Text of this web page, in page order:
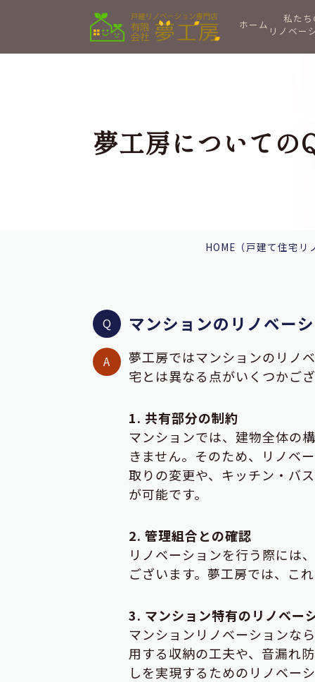
ホーム
私たち
リノベー
夢工房についての
HOME （戸建て住宅
マンションのリノベー
夢工房ではマンションのリノ
宅とは異なる点がいくつかご
1. 共有部分の制約
マンションでは、建物全体の
きません。そのため、リノベ
取りの変更や、キッチン・バ
が可能です。
2. 管理組合との確認
リノベーションを行う際には
ございます。夢工房では、こ
3. マンション特有のリノベー
マンションリノベーションな
用する収納の工夫や、音漏れ
しを実現するためのリノベー